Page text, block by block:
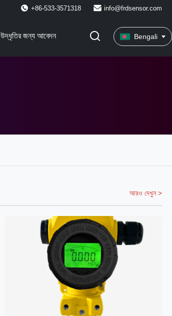
+86-533-3571318 info@frdsensor.com
উদ্ধৃতির জন্য আবেদন Bengali
আরও দেখুন >